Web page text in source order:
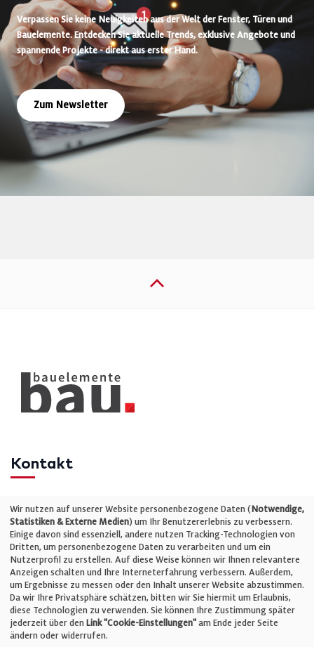
Verpassen Sie keine Neuigkeiten aus der Welt der Fenster, Türen und
Bauelemente. Entdecken Sie aktuelle Trends, exklusive Angebote und
spannende Projekte - direkt aus erster Hand.
Zum Newsletter
Kontakt
Telefon: +49 (0)711 2585563-0
E-Mail:info@bauelemente-bau.eu
Unternehmen
Impressum
Wir nutzen auf unserer Website personenbezogene Daten (Notwendige,
Statistiken & Externe Medien) um Ihr Benutzererlebnis zu verbessern.
Einige davon sind essenziell, andere nutzen Tracking-Technologien von
Dritten, um personenbezogene Daten zu verarbeiten und um ein
Nutzerprofil zu erstellen. Auf diese Weise können wir Ihnen relevantere
Anzeigen schalten und Ihre Interneterfahrung verbessern. Außerdem,
um Ergebnisse zu messen oder den Inhalt unserer Website abzustimmen.
Da wir Ihre Privatsphäre schätzen, bitten wir Sie hiermit um Erlaubnis,
diese Technologien zu verwenden. Sie können Ihre Zustimmung später
jederzeit über den Link "Cookie-Einstellungen" am Ende jeder Seite
ändern oder widerrufen.